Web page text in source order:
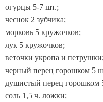
огурцы 5-7 шт.;
чеснок 2 зубчика;
морковь 5 кружочков;
лук 5 кружочков;
веточки укропа и петрушки;
черный перец горошком 5
душистый перец горошком
соль 1,5 ч. ложки;